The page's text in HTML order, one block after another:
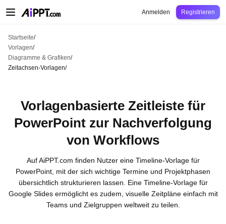
BildungLehrkraft
Anmelden Registrieren
Startseite/
Vorlagen/
Diagramme & Grafiken/
Zeitachsen-Vorlagen/
Vorlagenbasierte Zeitleiste für
PowerPoint zur Nachverfolgung
von Workflows
Auf AiPPT.com finden Nutzer eine Timeline-Vorlage für
PowerPoint, mit der sich wichtige Termine und Projektphasen
übersichtlich strukturieren lassen. Eine Timeline-Vorlage für
Google Slides ermöglicht es zudem, visuelle Zeitpläne einfach mit
Teams und Zielgruppen weltweit zu teilen.